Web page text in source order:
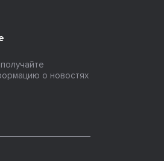
о новостях